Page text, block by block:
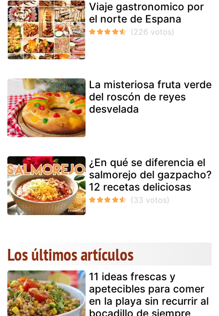
Viaje gastronomico por
el norte de Espana
La misteriosa fruta verde
del roscón de reyes
desvelada
¿En qué se diferencia el
salmorejo del gazpacho?
12 recetas deliciosas
Los últimos artículos
11 ideas frescas y
apetecibles para comer
en la playa sin recurrir al
bocadillo de siempre